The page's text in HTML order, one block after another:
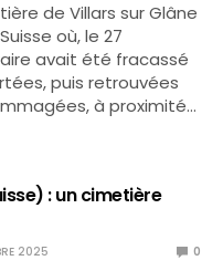
de Villars sur Glâne
où, le 27
avait été fracassé
puis retrouvées
à proximité…
: un cimetière
2025 0